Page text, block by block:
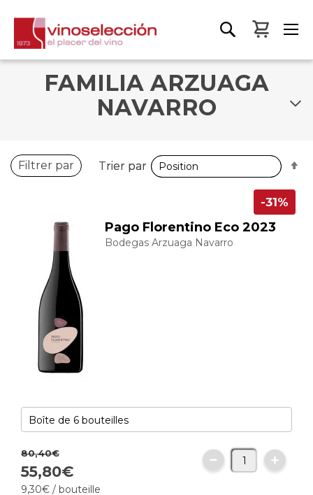
Mon
FAMILIA ARZUAGA
NAVARRO
Pago Florentino Eco 2023
Bodegas Arzuaga Navarro
-31%
80,40€
55,80€
9,30€ / bouteille
Filtrer par Trier par
Trier par